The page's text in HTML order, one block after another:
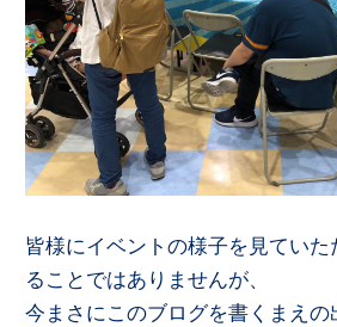
皆様にイベントの様子を見ていた
ることではありませんが、
今まさにこのブログを書くまえの